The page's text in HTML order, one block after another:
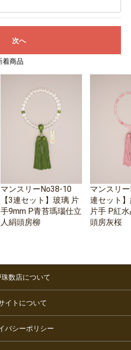
次へ
着商品
マンスリーNo38-10
【3連セット】玻璃 片
手9mm P青苔瑪瑙仕立
人絹頭房柳
マンスリ
連セット
片手 P紅
頭房灰桜
数店について
イトについて
バシーポリシー